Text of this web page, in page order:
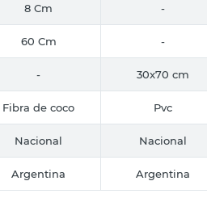
8 Cm -
60 Cm -
- 30x70 cm
Fibra de coco Pvc
Nacional Nacional
Argentina Argentina